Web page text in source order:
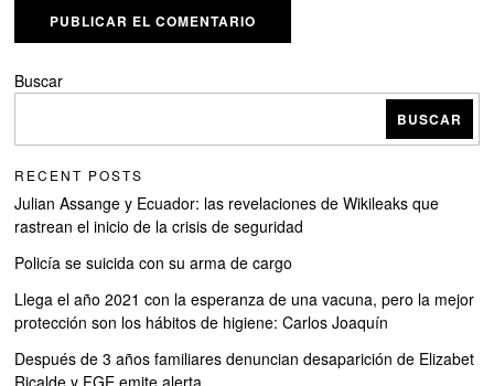
Buscar
BUSCAR
RECENT POSTS
Julian Assange y Ecuador: las revelaciones de Wikileaks que
rastrean el inicio de la crisis de seguridad
Policía se suicida con su arma de cargo
Llega el año 2021 con la esperanza de una vacuna, pero la mejor
protección son los hábitos de higiene: Carlos Joaquín
Después de 3 años familiares denuncian desaparición de Elizabet
Ricalde y FGE emite alerta